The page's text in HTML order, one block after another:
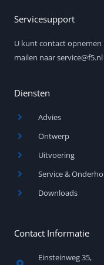
d
n
-
i
b
e
Servicesupport
U kunt contact opnemen
mailen naar
Diensten
Advies
Ontwerp
Uitvoering
Service &
Downloads
Contact Informatie
Einsteinweg 35,